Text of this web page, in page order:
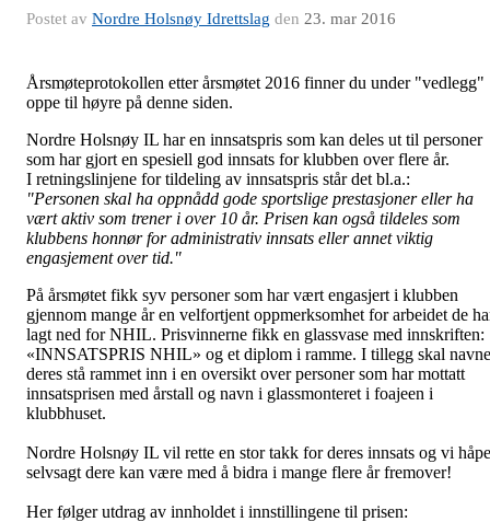
Postet av Nordre Holsnøy Idrettslag den 23. mar 2016
Årsmøteprotokollen etter årsmøtet 2016 finner du under "vedlegg"
oppe til høyre på denne siden.
Nordre Holsnøy IL har en innsatspris som kan deles ut til personer
som har gjort en spesiell god innsats for klubben over flere år.
I retningslinjene for tildeling av innsatspris står det bl.a.:
"Personen skal ha oppnådd gode sportslige prestasjoner eller ha
vært aktiv som trener i over 10 år. Prisen kan også tildeles som
klubbens honnør for administrativ innsats eller annet viktig
engasjement over tid."
På årsmøtet fikk syv personer som har vært engasjert i klubben
gjennom mange år en velfortjent oppmerksomhet for arbeidet de
lagt ned for NHIL. Prisvinnerne fikk en glassvase med innskriften:
«INNSATSPRIS NHIL» og et diplom i ramme. I tillegg skal
deres stå rammet inn i en oversikt over personer som har mottatt
innsatsprisen med årstall og navn i glassmonteret i foajeen i
klubbhuset.
Nordre Holsnøy IL vil rette en stor takk for deres innsats og vi
selvsagt dere kan være med å bidra i mange flere år fremover!
Her følger utdrag av innholdet i innstillingene til prisen: